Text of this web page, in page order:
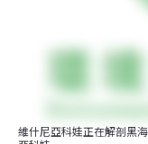
維什尼亞科娃正在解剖黑